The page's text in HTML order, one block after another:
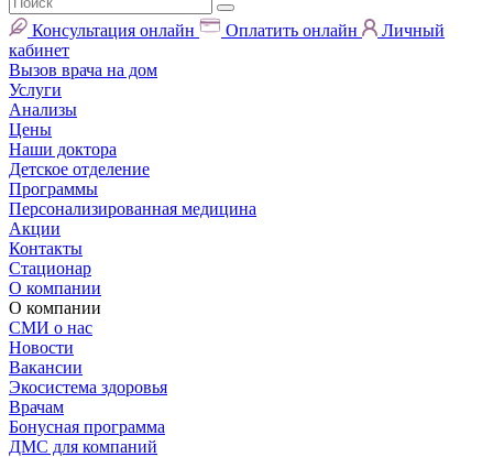
Консультация онлайн Оплатить онлайн
Личный
кабинет
Вызов врача на дом
Услуги
Анализы
Цены
Наши доктора
Детское отделение
Программы
Персонализированная медицина
Акции
Контакты
Стационар
О компании
О компании
СМИ о нас
Новости
Вакансии
Экосистема здоровья
Врачам
Бонусная программа
ДМС для компаний